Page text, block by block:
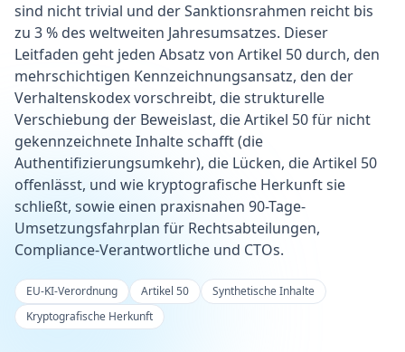
sind nicht trivial und der Sanktionsrahmen reicht bis
zu 3 % des weltweiten Jahresumsatzes. Dieser
Leitfaden geht jeden Absatz von Artikel 50 durch, den
mehrschichtigen Kennzeichnungsansatz, den der
Verhaltenskodex vorschreibt, die strukturelle
Verschiebung der Beweislast, die Artikel 50 für nicht
gekennzeichnete Inhalte schafft (die
Authentifizierungsumkehr), die Lücken, die Artikel 50
offenlässt, und wie kryptografische Herkunft sie
schließt, sowie einen praxisnahen 90-Tage-
Umsetzungsfahrplan für Rechtsabteilungen,
Compliance-Verantwortliche und CTOs.
EU-KI-Verordnung Artikel 50
Synthetische Inhalte
Kryptografische Herkunft